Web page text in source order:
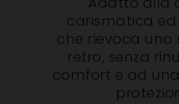
carismatica ed
che rievoca uno
retro, senza
comfort e ad